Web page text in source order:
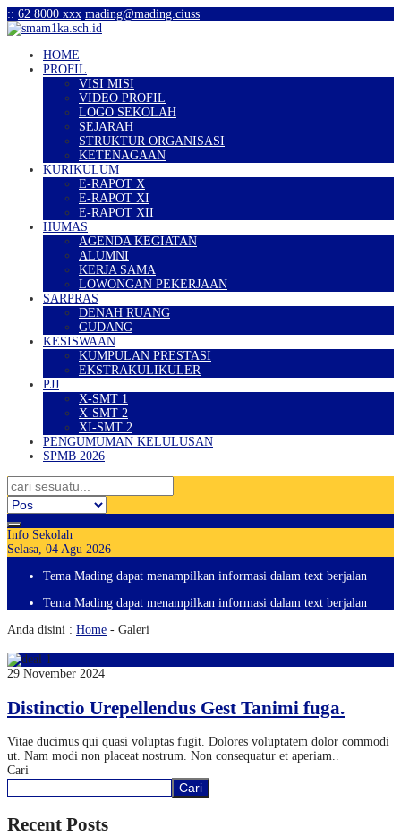
:: 62 8000 xxx mading@mading.ciuss
HOME
PROFIL
VISI MISI
VIDEO PROFIL
LOGO SEKOLAH
SEJARAH
STRUKTUR ORGANISASI
KETENAGAAN
KURIKULUM
E-RAPOT X
E-RAPOT XI
E-RAPOT XII
HUMAS
AGENDA KEGIATAN
ALUMNI
KERJA SAMA
LOWONGAN PEKERJAAN
SARPRAS
DENAH RUANG
GUDANG
KESISWAAN
KUMPULAN PRESTASI
EKSTRAKULIKULER
PJJ
X-SMT 1
X-SMT 2
XI-SMT 2
PENGUMUMAN KELULUSAN
SPMB 2026
Info Sekolah
Selasa, 04 Agu 2026
Tema Mading dapat menampilkan informasi dalam text berjalan
Tema Mading dapat menampilkan informasi dalam text berjalan
Anda disini : Home - Galeri
29 November 2024
Distinctio Urepellendus Gest Tanimi fuga.
Vitae ducimus qui quasi voluptas fugit. Dolores voluptatem dolor commodi
ut. Nam modi non placeat nostrum. Non consequatur et aperiam..
Cari
Cari
Recent Posts